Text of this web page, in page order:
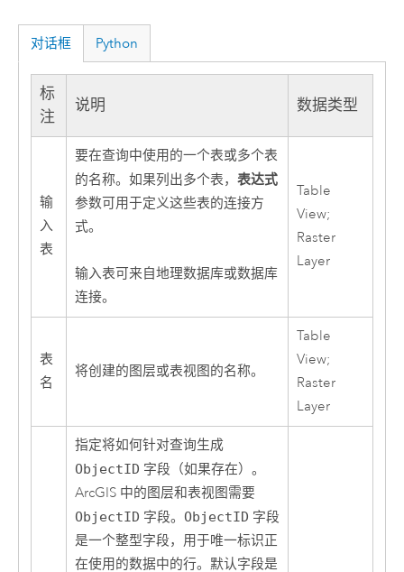
对话框 Python
标
注
说明 数据类型
输
入
表
要在查询中使用的一个表或多个表
的名称。如果列出多个表， 表达式
参数可用于定义这些表的连接方
式。
输入表可来自地理数据库或数据库
连接。
Table
View;
Raster
Layer
表
名
将创建的图层或表视图的名称。
Table
View;
Raster
Layer
指定将如何针对查询生成
ObjectID 字段（如果存在）。
ArcGIS 中的图层和表视图需要
ObjectID 字段。 ObjectID 字段
是一个整型字段，用于唯一标识正
在使用的数据中的行。默认字段是